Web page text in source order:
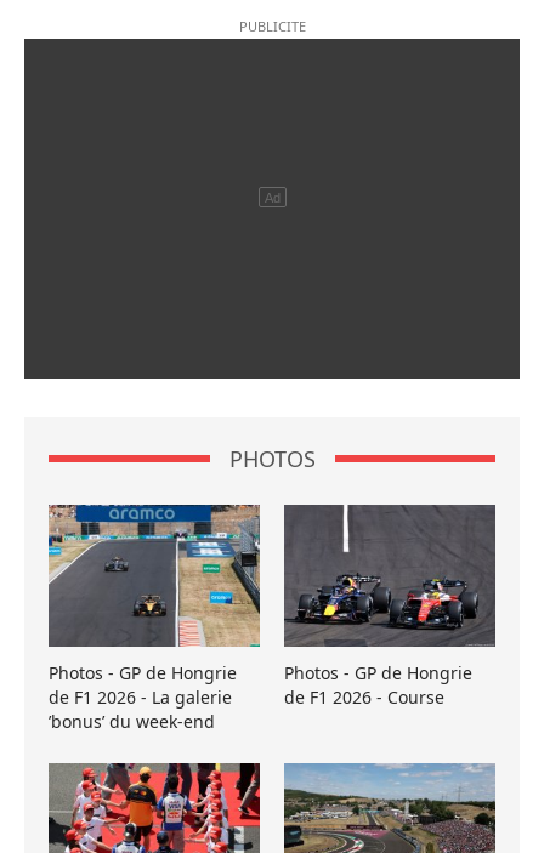
PHOTOS
Photos - GP de Hongrie
de F1 2026 - La galerie
’bonus’ du week-end
Photos - GP de Hongrie
de F1 2026 - Course